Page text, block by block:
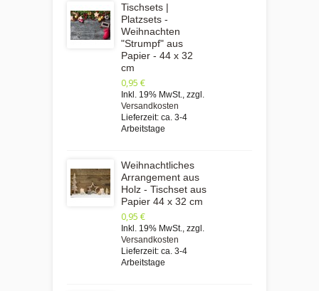
Tischsets |
Platzsets -
Weihnachten
"Strumpf" aus
Papier - 44 x 32
cm
0,95 €
Inkl. 19% MwSt. zzgl.
Versandkosten
Lieferzeit: ca. 3-4
Arbeitstage
Weihnachtliches
Arrangement aus
Holz - Tischset aus
Papier 44 x 32 cm
0,95 €
Inkl. 19% MwSt. zzgl.
Versandkosten
Lieferzeit: ca. 3-4
Arbeitstage